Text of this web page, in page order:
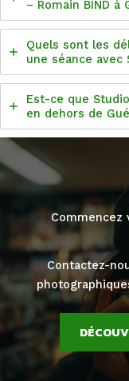
– Romain BIND à
Quels sont les
une séance avec
Est-ce que
en dehors de
Commencez
Contactez-